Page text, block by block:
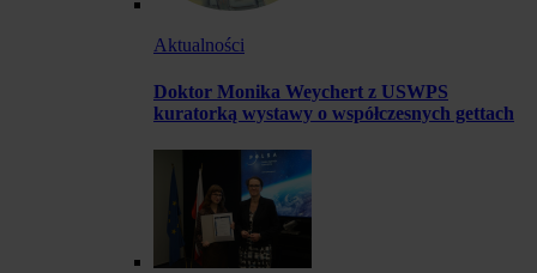
Aktualności
Doktor Monika Weychert z USWPS
kuratorką wystawy o współczesnych gettach